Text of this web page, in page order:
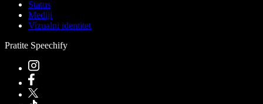
Status
Mediji
Vizualni identitet
Pratite Speechify